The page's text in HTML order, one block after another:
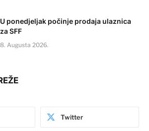
U ponedjeljak počinje prodaja ulaznica
za SFF
8. Augusta 2026.
Twitter